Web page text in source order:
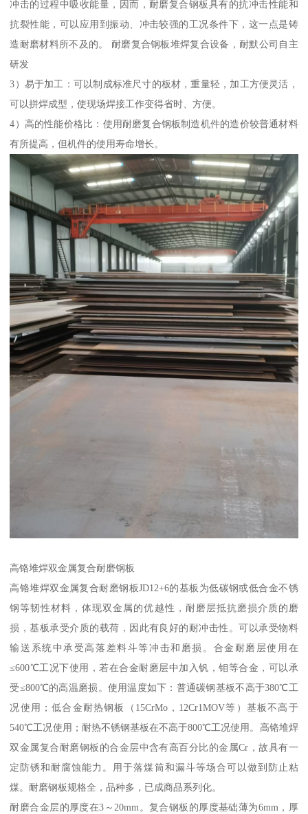
冲击的过程中吸收能量，因而，耐磨复合钢板具有的抗冲击性能和
抗裂性能，可以应用到振动、冲击较强的工况条件下，这一点是铸
造耐磨材料所不及的。 耐磨复合钢板堆焊复合设备，耐默公司自主
研发
3）易于加工：可以制成标准尺寸的板材，重量轻，加工方便灵活，
可以拼焊成型，使现场焊接工作变得省时、方便。
4）高的性能价格比：使用耐磨复合钢板制造机件的造价较普通材料
有所提高，但机件的使用寿命增长。
高铬堆焊双金属复合耐磨钢板
高铬堆焊双金属复合耐磨钢板JD12+6的基板为低碳钢或低合金不锈
钢等韧性材料，体现双金属的优越性，耐磨层抵抗磨损介质的磨
损，基板承受介质的载荷，因此有良好的耐冲击性。可以承受物料
输送系统中承受高落差料斗等冲击和磨损。合金耐磨层使用在
≤600℃工况下使用，若在合金耐磨层中加入钒，钼等合金，可以承
受≤800℃的高温磨损。使用温度如下：普通碳钢基板不高于380℃工
况使用；低合金耐热钢板（15CrMo，12Cr1MOV等）基板不高于
540℃工况使用；耐热不锈钢基板在不高于800℃工况使用。高铬堆焊
双金属复合耐磨钢板的合金层中含有高百分比的金属Cr，故具有一
定防锈和耐腐蚀能力。用于落煤筒和漏斗等场合可以做到防止粘
煤。耐磨钢板规格全，品种多，已成商品系列化。
耐磨合金层的厚度在3～20mm。复合钢板的厚度基础薄为6mm，厚